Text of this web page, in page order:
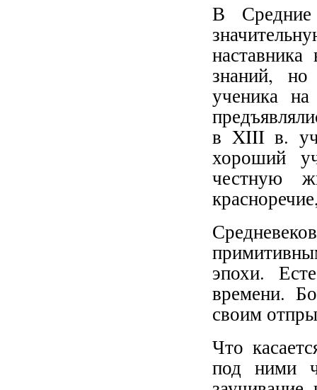
В
знаний, но
ученика
в XIII в.
хороший
честную
эпохи.
времени.
своим
Что
под ними